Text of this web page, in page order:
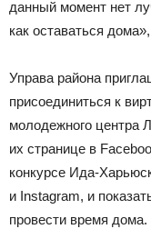
данный момент нет
как оставаться
Управа района
присоединиться к
молодежного центра
их странице в
конкурсе Ида-
и Instagram, и
провести время дома.